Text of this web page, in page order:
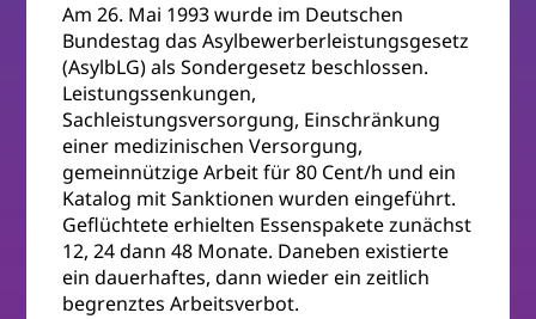
Am 26. Mai 1993 wurde im Deutschen
Bundestag das Asylbewerberleistungsgesetz
(AsylbLG) als Sondergesetz beschlossen.
Leistungssenkungen,
Sachleistungsversorgung, Einschränkung
einer medizinischen Versorgung,
gemeinnützige Arbeit für 80 Cent/h und ein
Katalog mit Sanktionen wurden eingeführt.
Geflüchtete erhielten Essenspakete zunächst
12, 24 dann 48 Monate. Daneben existierte
ein dauerhaftes, dann wieder ein zeitlich
begrenztes Arbeitsverbot.